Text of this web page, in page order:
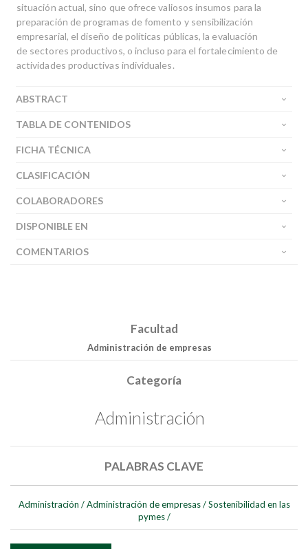
situación actual, sino que ofrece valiosos insumos para la
preparación de programas de fomento y sensibilización
empresarial, el diseño de políticas públicas, la evaluación
de sectores productivos, o incluso para el fortalecimiento de
actividades productivas individuales.
ABSTRACT
TABLA DE CONTENIDOS
FICHA TÉCNICA
CLASIFICACIÓN
COLABORADORES
DISPONIBLE EN
COMENTARIOS
Facultad
Administración de empresas
Categoría
Administración
PALABRAS CLAVE
Administración / Administración de empresas / Sostenibilidad en las
pymes /